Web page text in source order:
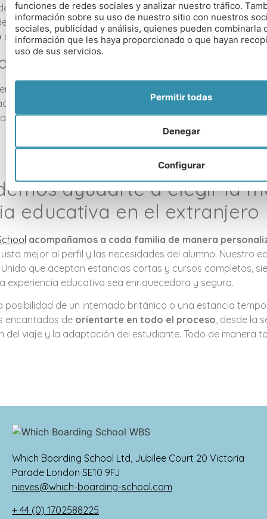
menor edad o que viajan al extranjero por primera vez,
partida ideal. Esta opción permitefamiliarizarse con la
sin que la experiencia resulte abrumadora.
de secundaria o bachillerato
en etapas educativas avanzadas, un curso completo
de
progresar académicamente y mejorar su nivel de
convalidación de asignaturas y la participación en
ayudarte a elegir la
educativa en el extranjero
acompañamos a cada familia de manera
mejor al perfil y las necesidades del alumno. Nuestro
que aceptan estancias cortas y cursos completos,
experiencia educativa sea enriquecedora y segura.
posibilidad de un internado británico o una estancia
encantados de orientarte en todo el proceso, desde la
del viaje y la adaptación del estudiante. Todo de manera
Which Boarding School Ltd, Jubilee Court 20 Victoria
Parade London SE10 9FJ
nieves@which-boarding-school.com
+ 44 (0) 1702588225
funciones de redes sociales y analizar nuestro tráfico.
información sobre su uso de nuestro sitio con nuestros
sociales, publicidad y análisis, quienes pueden combinarla
información que les haya proporcionado o que hayan
uso de sus servicios.
Configurar
Denegar
Permitir todas